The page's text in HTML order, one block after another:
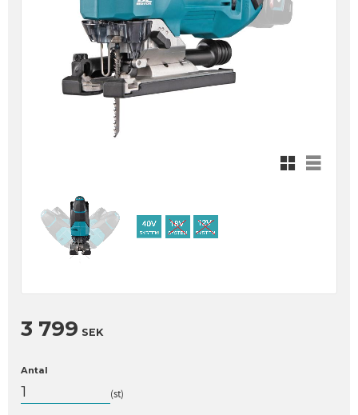
Rutnätsvy
Listvy
3 799 SEK
Antal
st